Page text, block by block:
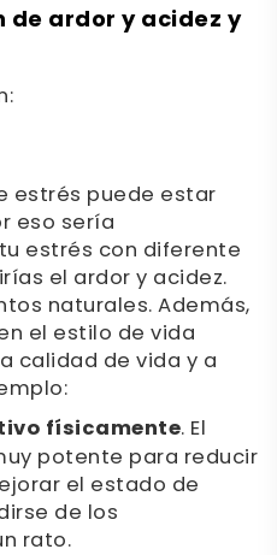
de ardor y acidez y
estrés puede estar
eso sería
estrés con diferente
el ardor y acidez.
naturales. Además,
el estilo de vida
calidad de vida y a
físicamente. El
potente para reducir
el estado de
de los
rato.